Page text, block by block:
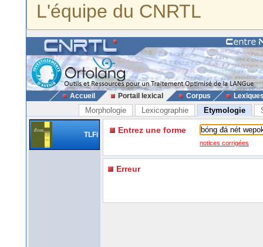
L'équipe du CNRTL
Accueil Portail lexical Corpus
Morphologie Lexicographie Etymologie
TLFi Entrez une forme
notices corrigées
Erreur